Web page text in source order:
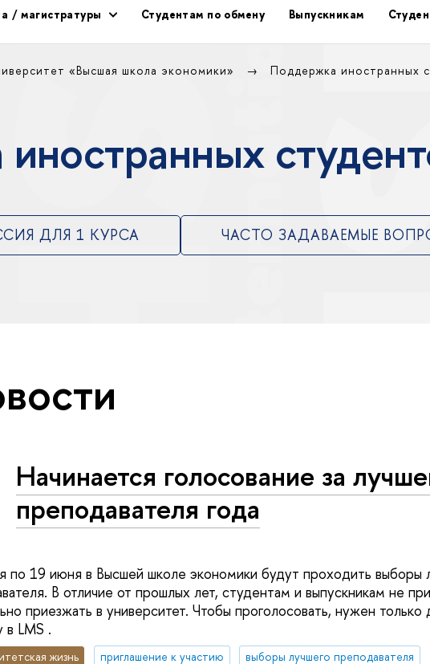
/ магистратуры Студентам по обмену Выпускникам
«Высшая школа экономики» Поддержка иностранных
ДЛЯ 1 КУРСА ЧАСТО ЗАДАВАЕМЫЕ
Начинается голосование за
преподавателя года
по 19 июня в Высшей школе экономики будут проходить выборы
В отличие от прошлых лет, студентам и выпускникам не
приезжать в университет. Чтобы проголосовать, нужен
в LMS .
жизнь приглашение к участию выборы лучшего преподавателя